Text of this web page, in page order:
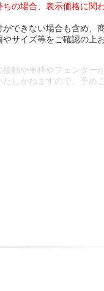
の場合、表示価格に関
できない場合も含め、
サイズ等をご確認の上
触や車枠やフェンダー
しかねますので、予め